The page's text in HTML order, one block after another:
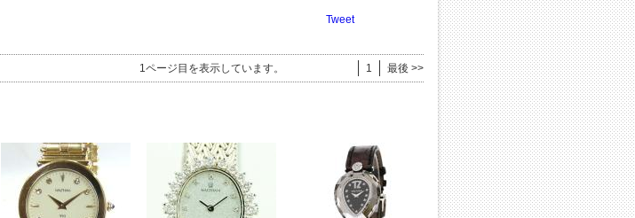
Tweet
1ページ目を表示しています。 1 最後 >>